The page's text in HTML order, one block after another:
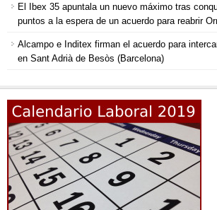
El Ibex 35 apuntala un nuevo máximo tras
puntos a la espera de un acuerdo para reabrir
Alcampo e Inditex firman el acuerdo para
en Sant Adrià de Besòs (Barcelona)